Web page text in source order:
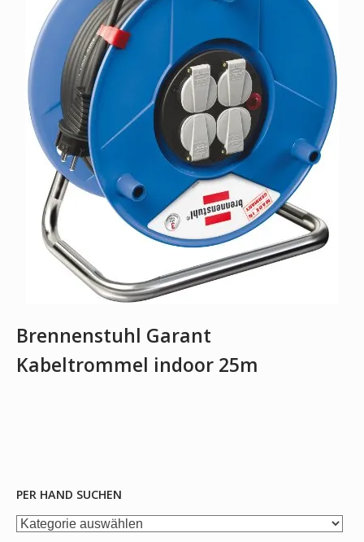
Brennenstuhl Garant
Kabeltrommel indoor 25m
PER HAND SUCHEN
per